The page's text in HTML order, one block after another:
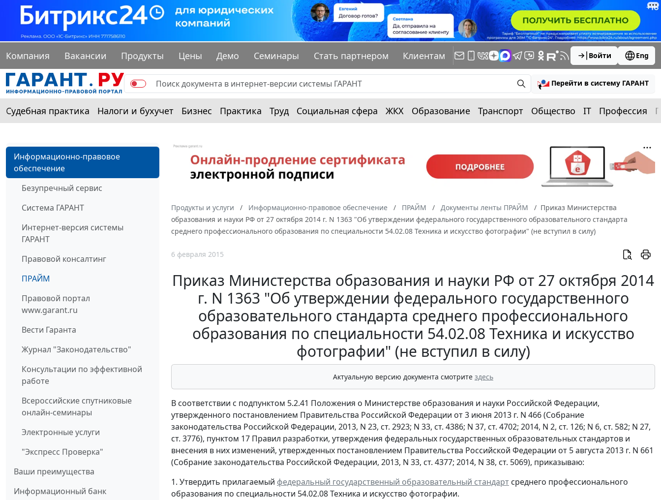
Компания Вакансии Продукты Цены Демо Семинары Стать партнером Клиентам Войти Eng
Перейти в систему ГАРАНТ
Судебная практика Налоги и бухучет Бизнес Практика Труд Социальная сфера ЖКХ Образование Транспорт Общество IT Профессия
Информационно-правовое
обеспечение
Безупречный сервис
Система ГАРАНТ
Интернет-версия системы
ГАРАНТ
Правовой консалтинг
ПРАЙМ
Правовой портал
www.garant.ru
Вести Гаранта
Журнал "Законодательство"
Консультации по эффективной
работе
Всероссийские спутниковые
онлайн-семинары
Электронные услуги
"Экспресс Проверка"
Ваши преимущества
Информационный банк
Продукты и услуги Информационно-правовое обеспечение ПРАЙМ Документы ленты ПРАЙМ
Приказ Министерства
образования и науки РФ от 27 октября 2014 г. N 1363 "Об утверждении федерального государственного образовательного стандарта
среднего профессионального образования по специальности 54.02.08 Техника и искусство фотографии" (не вступил в силу)
6 февраля 2015
Приказ Министерства образования и науки РФ от 27 октября 2014
г. N 1363 "Об утверждении федерального государственного
образовательного стандарта среднего профессионального
образования по специальности 54.02.08 Техника и искусство
фотографии" (не вступил в силу)
Актуальную версию документа смотрите здесь
В соответствии с подпунктом 5.2.41 Положения о Министерстве образования и науки Российской Федерации,
утвержденного постановлением Правительства Российской Федерации от 3 июня 2013 г. N 466 (Собрание
законодательства Российской Федерации, 2013, N 23, ст. 2923; N 33, ст. 4386; N 37, ст. 4702; 2014, N 2, ст. 126; N 6, ст. 582; N 27,
ст. 3776), пунктом 17 Правил разработки, утверждения федеральных государственных образовательных стандартов и
внесения в них изменений, утвержденных постановлением Правительства Российской Федерации от 5 августа 2013 г. N 661
(Собрание законодательства Российской Федерации, 2013, N 33, ст. 4377; 2014, N 38, ст. 5069), приказываю:
1. Утвердить прилагаемый федеральный государственный образовательный стандарт среднего профессионального
образования по специальности 54.02.08 Техника и искусство фотографии.